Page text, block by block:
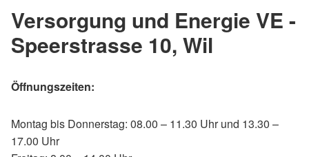
Versorgung und Energie VE -
Speerstrasse 10, Wil
Öffnungszeiten:
Montag bis Donnerstag: 08.00 – 11.30 Uhr und 13.30 –
17.00 Uhr